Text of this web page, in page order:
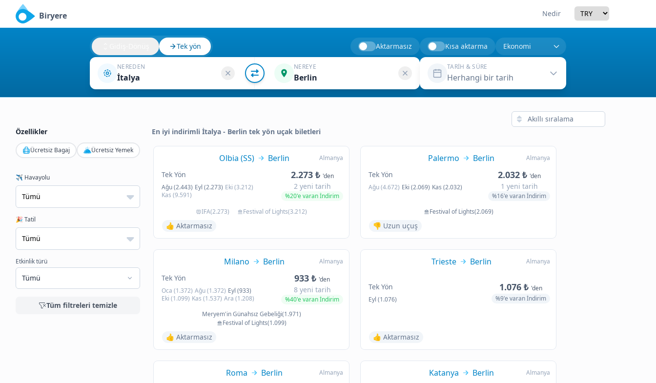
Biryere Nedir Currency
Tek yön Aktarmasız Kısa aktarma
NEREDEN
İtalya
NEREYE
Berlin
TARIH & SÜRE
Herhangi bir tarih
Özellikler
Ücretsiz Bagaj Ücretsiz Yemek
✈️ Havayolu
🎉 Tatil
Etkinlik türü
Tümü
Tüm filtreleri temizle
En iyi indirimli İtalya - Berlin tek yön uçak biletleri
Almanya
Olbia (SS) Berlin
Tek Yön
Ağu (2.443) Eyl (2.273) Eki (3.212)
Kas (9.591)
2.273 ₺ 'den
2 yeni tarih
%20'e varan İndirim
IFA(2.273)
Festival of Lights(3.212)
👍 Aktarmasız
Almanya
Palermo Berlin
Tek Yön
Ağu (4.672) Eki (2.069) Kas (2.032)
2.032 ₺ 'den
1 yeni tarih
%16'e varan İndirim
Festival of Lights(2.069)
👎 Uzun uçuş
Almanya
Milano Berlin
Tek Yön
Oca (1.372) Ağu (1.372) Eyl (933)
Eki (1.099) Kas (1.537) Ara (1.208)
933 ₺ 'den
8 yeni tarih
%40'e varan İndirim
Meryem'in Günahsız Gebeliği(1.971)
Festival of Lights(1.099)
👍 Aktarmasız
Almanya
Trieste Berlin
Tek Yön
Eyl (1.076)
1.076 ₺ 'den
%9'e varan İndirim
👍 Aktarmasız
Almanya
Roma Berlin Almanya
Katanya Berlin